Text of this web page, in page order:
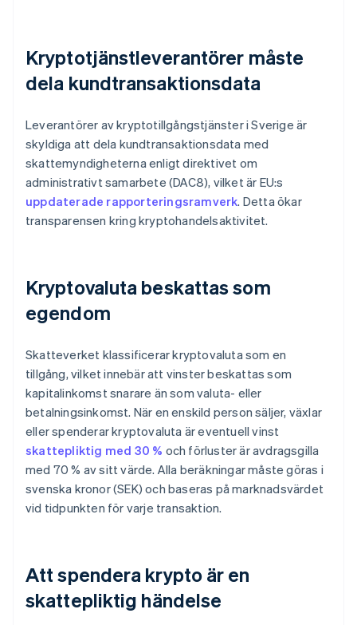
Kryptotjänstleverantörer måste
dela kundtransaktionsdata
Leverantörer av kryptotillgångstjänster i Sverige är
skyldiga att dela kundtransaktionsdata med
skattemyndigheterna enligt direktivet om
administrativt samarbete (DAC8), vilket är EU:s
uppdaterade rapporteringsramverk. Detta ökar
transparensen kring kryptohandelsaktivitet.
Kryptovaluta beskattas som
egendom
Skatteverket klassificerar kryptovaluta som en
tillgång, vilket innebär att vinster beskattas som
kapitalinkomst snarare än som valuta- eller
betalningsinkomst. När en enskild person säljer, växlar
eller spenderar kryptovaluta är eventuell vinst
skattepliktig med 30 % och förluster är avdragsgilla
med 70 % av sitt värde. Alla beräkningar måste göras i
svenska kronor (SEK) och baseras på marknadsvärdet
vid tidpunkten för varje transaktion.
Att spendera krypto är en
skattepliktig händelse